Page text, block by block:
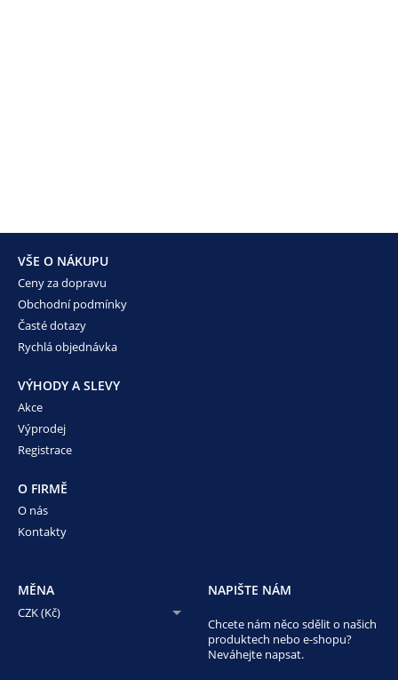
VŠE O NÁKUPU
Ceny za dopravu
Obchodní podmínky
Časté dotazy
Rychlá objednávka
VÝHODY A SLEVY
Akce
Výprodej
Registrace
O FIRMĚ
O nás
Kontakty
MĚNA
CZK (Kč)
NAPIŠTE NÁM
Chcete nám něco sdělit o našich
produktech nebo e-shopu?
Neváhejte napsat.